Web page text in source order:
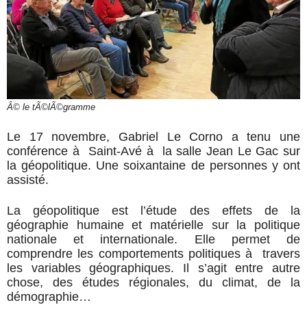
Â© le tÃ©lÃ©gramme
Le 17 novembre, Gabriel Le Corno a tenu une
conférence à Saint-Avé à la salle Jean Le Gac sur
la géopolitique. Une soixantaine de personnes y ont
assisté.
La géopolitique est l’étude des effets de la
géographie humaine et matérielle sur la politique
nationale et internationale. Elle permet de
comprendre les comportements politiques à travers
les variables géographiques. Il s’agit entre autre
chose, des études régionales, du climat, de la
démographie…